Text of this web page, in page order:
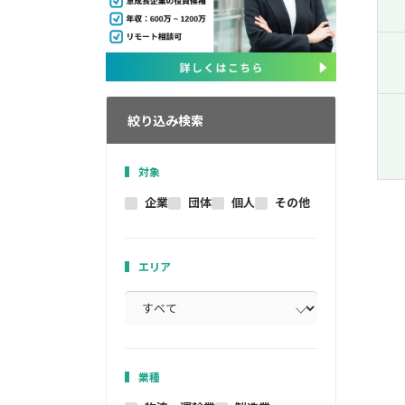
絞り込み検索
対象
企業 団体 個人 その他
エリア
業種